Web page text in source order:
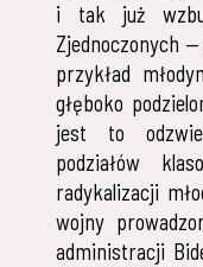
i tak już
Zjednoczonych
przykład
głęboko
jest to
podziałów
radykalizacji
wojny
administracji